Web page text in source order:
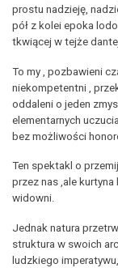
prostu nadzieję,
pół z kolei epoka
tkwiącej w tejże
To my , pozbawieni
niekompetentni ,
oddaleni o jeden
elementarnych
bez możliwości
Ten spektakl o
przez nas ,ale
widowni.
Jednak natura
struktura w swoich
ludzkiego